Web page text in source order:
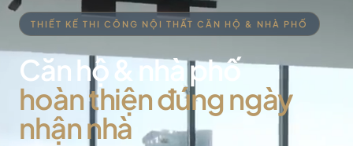
THIẾT KẾ THI CÔNG NỘI THẤT CĂN HỘ & NHÀ PHỐ
Căn hộ & nhà phố
hoàn thiện đúng ngày
nhận nhà